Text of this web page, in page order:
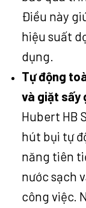
Điều này
hiệu suất
dụng.
Tự động
và giặt sấy
Hubert HB
hút bụi tự
năng tiên
nước sạch
công việc.